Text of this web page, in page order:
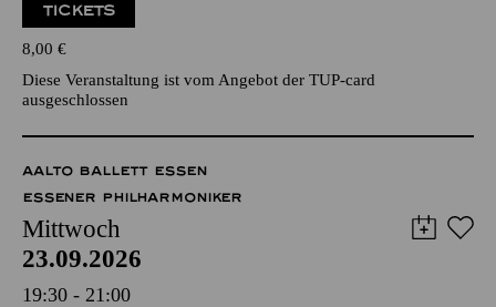
TICKETS
8,00 €
Diese Veranstaltung ist vom Angebot der TUP-card
ausgeschlossen
AALTO BALLETT ESSEN
ESSENER PHILHARMONIKER
Mittwoch
23.09.2026
19:30 - 21:00